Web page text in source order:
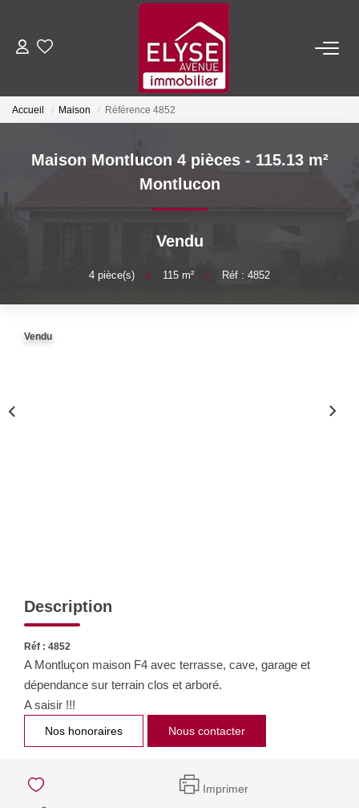
ACHETER
ESTIMER
NOTRE AGENCE
Accueil Maison Référence 4852
Maison Montlucon 4 pièces - 115.13 m²
Montlucon
Vendu
4 pièce(s) • 115 m² • Réf : 4852
Vendu
Description
Réf : 4852
A Montluçon maison F4 avec terrasse, cave, garage et
dépendance sur terrain clos et arboré.
A saisir !!!
Nos honoraires Nous contacter
Imprimer